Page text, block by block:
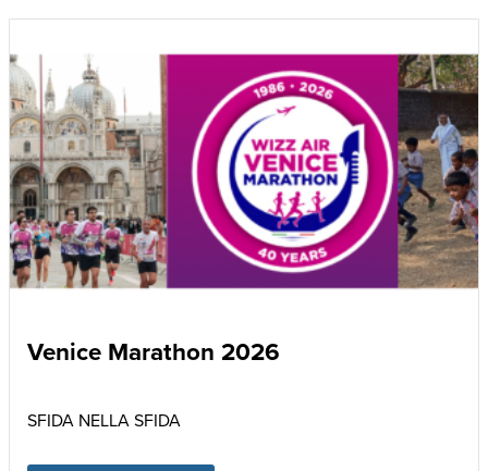
Venice Marathon 2026
SFIDA NELLA SFIDA